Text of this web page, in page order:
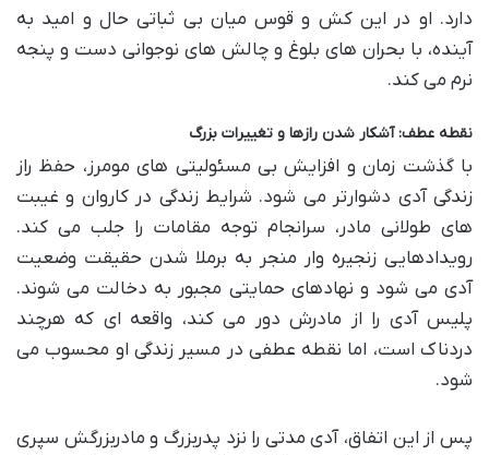
دارد. او در این کش و قوس میان بی ثباتی حال و امید به
آینده، با بحران های بلوغ و چالش های نوجوانی دست و پنجه
نرم می کند.
نقطه عطف: آشکار شدن رازها و تغییرات بزرگ
با گذشت زمان و افزایش بی مسئولیتی های مومرز، حفظ راز
زندگی آدی دشوارتر می شود. شرایط زندگی در کاروان و غیبت
های طولانی مادر، سرانجام توجه مقامات را جلب می کند.
رویدادهایی زنجیره وار منجر به برملا شدن حقیقت وضعیت
آدی می شود و نهادهای حمایتی مجبور به دخالت می شوند.
پلیس آدی را از مادرش دور می کند، واقعه ای که هرچند
دردناک است، اما نقطه عطفی در مسیر زندگی او محسوب می
شود.
پس از این اتفاق، آدی مدتی را نزد پدربزرگ و مادربزرگش سپری